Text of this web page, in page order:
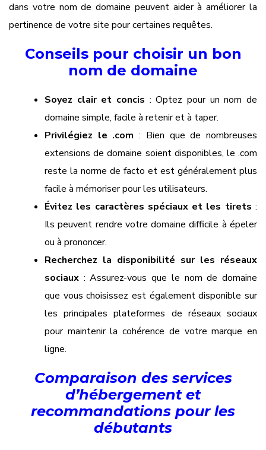
dans votre nom de domaine peuvent aider à améliorer la
pertinence de votre site pour certaines requêtes.
Conseils pour choisir un bon
nom de domaine
Soyez clair et concis : Optez pour un nom de
domaine simple, facile à retenir et à taper.
Privilégiez le .com : Bien que de nombreuses
extensions de domaine soient disponibles, le .com
reste la norme de facto et est généralement plus
facile à mémoriser pour les utilisateurs.
Évitez les caractères spéciaux et les tirets :
Ils peuvent rendre votre domaine difficile à épeler
ou à prononcer.
Recherchez la disponibilité sur les réseaux
sociaux : Assurez-vous que le nom de domaine
que vous choisissez est également disponible sur
les principales plateformes de réseaux sociaux
pour maintenir la cohérence de votre marque en
ligne.
Comparaison des services
d’hébergement et
recommandations pour les
débutants